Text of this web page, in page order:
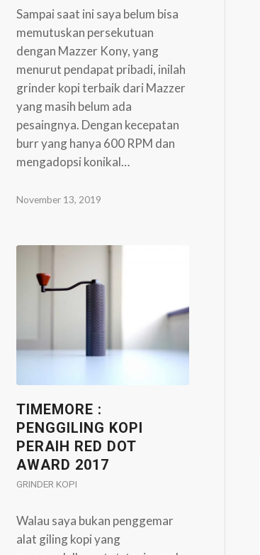
Sampai saat ini saya belum bisa
memutuskan persekutuan
dengan Mazzer Kony, yang
menurut pendapat pribadi, inilah
grinder kopi terbaik dari Mazzer
yang masih belum ada
pesaingnya. Dengan kecepatan
burr yang hanya 600 RPM dan
mengadopsi konikal…
November 13, 2019
TIMEMORE :
PENGGILING KOPI
PERAIH RED DOT
AWARD 2017
GRINDER KOPI
Walau saya bukan penggemar
alat giling kopi yang